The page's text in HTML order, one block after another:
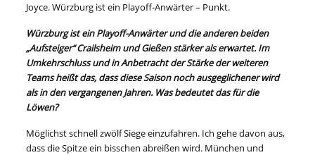
Joyce. Würzburg ist ein Playoff-Anwärter – Punkt.
Würzburg ist ein Playoff-Anwärter und die anderen beiden
„Aufsteiger“ Crailsheim und Gießen stärker als erwartet. Im
Umkehrschluss und in Anbetracht der Stärke der weiteren
Teams heißt das, dass diese Saison noch ausgeglichener wird
als in den vergangenen Jahren. Was bedeutet das für die
Löwen?
Möglichst schnell zwölf Siege einzufahren. Ich gehe davon aus,
dass die Spitze ein bisschen abreißen wird. München und